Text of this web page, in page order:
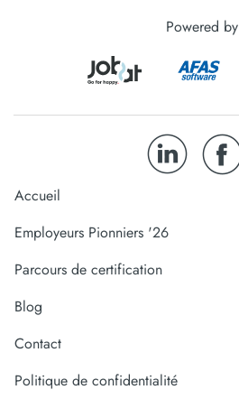
Powered by
Accueil
Employeurs Pionniers '26
Parcours de certification
Blog
Contact
Politique de confidentialité